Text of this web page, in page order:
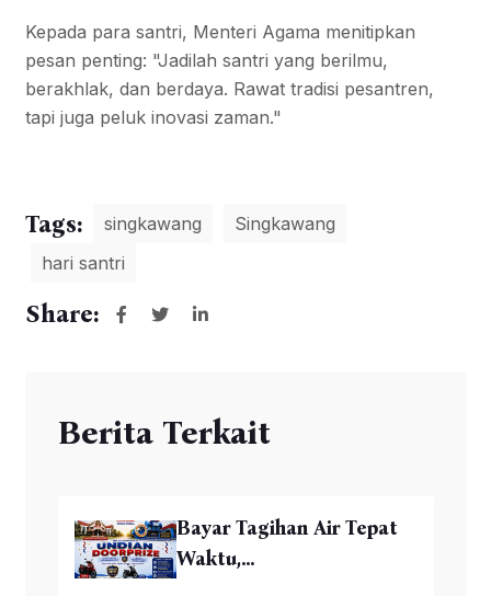
Kepada para santri, Menteri Agama menitipkan
pesan penting: "Jadilah santri yang berilmu,
berakhlak, dan berdaya. Rawat tradisi pesantren,
tapi juga peluk inovasi zaman."
Tags: singkawang
Singkawang
hari santri
Share:
Berita Terkait
Bayar Tagihan Air Tepat
Waktu,...